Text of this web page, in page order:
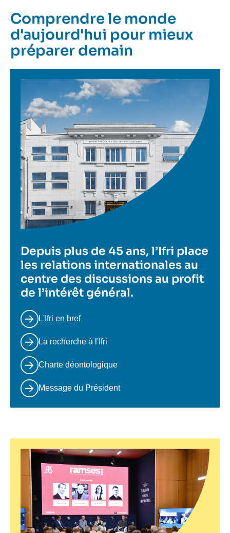
Comprendre le monde
d'aujourd'hui pour mieux
préparer demain
Image
Depuis plus de 45 ans, l’Ifri place
les relations internationales au
centre des discussions au profit
de l’intérêt général.
L'Ifri en bref
La recherche à l'Ifri
Charte déontologique
Message du Président